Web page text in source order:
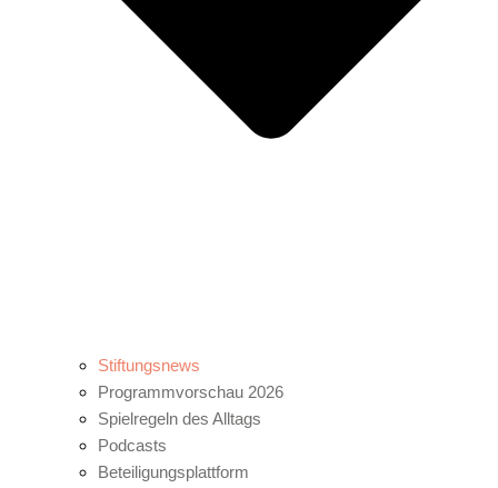
Stiftungsnews
Programmvorschau 2026
Spielregeln des Alltags
Podcasts
Beteiligungsplattform